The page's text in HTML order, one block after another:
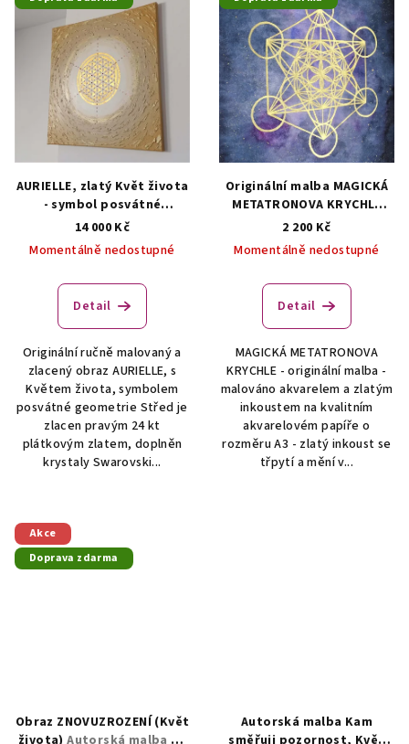
AURIELLE, zlatý Květ života
- symbol posvátné
geometrie (obraz)
Autorská malba
14 000 Kč
Momentálně nedostupné
Detail
Originální ručně malovaný a
zlacený obraz AURIELLE, s
Květem života, symbolem
posvátné geometrie Střed je
zlacen pravým 24 kt
plátkovým zlatem, doplněn
krystaly Swarovski...
Originální malba MAGICKÁ
METATRONOVA KRYCHLE
(symbol posvátné
geometrie)
Originální
malba - symbol posvátné
2 200 Kč
Momentálně nedostupné
Detail
MAGICKÁ METATRONOVA
KRYCHLE - originální malba -
malováno akvarelem a zlatým
inkoustem na kvalitním
akvarelovém papíře o
rozměru A3 - zlatý inkoust se
třpytí a mění v...
Akce
Doprava zdarma
Obraz ZNOVUZROZENÍ (Květ
života)Autorská malba na
Autorská malba Kam
směřuji pozornost, Květ